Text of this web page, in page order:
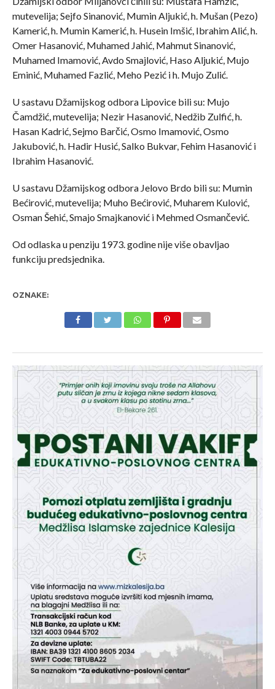
mutevelija; Sejfo Sinanović, Mumin Aljukić, h. Mušan (Pezo)
Kamerić, h. Mumin Kamerić, h. Husein Imšić, Ibrahim Alić, h.
Omer Hasanović, Muhamed Jahić, Mahmut Sinanović,
Muhamed Imamović, Avdo Smajlović, Haso Aljukić, Mujo
Eminić, Muhamed Fazlić, Meho Pezić i h. Mujo Zulić.
U sastavu Džamijskog odbora Lipovice bili su: Mujo
Čamdžić, mutevelija; Nezir Hasanović, Nedžib Zulfić, h.
Hasan Kadrić, Sejmo Barčić, Osmo Imamović, Osmo
Jakubović, h. Hadir Husić, Salko Bukvar, Fehim Hasanović i
Ibrahim Hasanović.
U sastavu Džamijskog odbora Jelovo Brdo bili su: Mumin
Bećirović, mutevelija; Muho Bećirović, Muharem Kulović,
Osman Šehić, Smajo Smajkanović i Mehmed Osmančević.
Od odlaska u penziju 1973. godine nije više obavljao
funkciju predsjednika.
OZNAKE: